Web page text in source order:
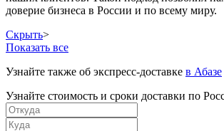
доверие бизнеса в России и по всему миру.
Скрыть>
Показать все
Узнайте также об экспресс-доставке в Абазе
Узнайте стоимость и сроки доставки по